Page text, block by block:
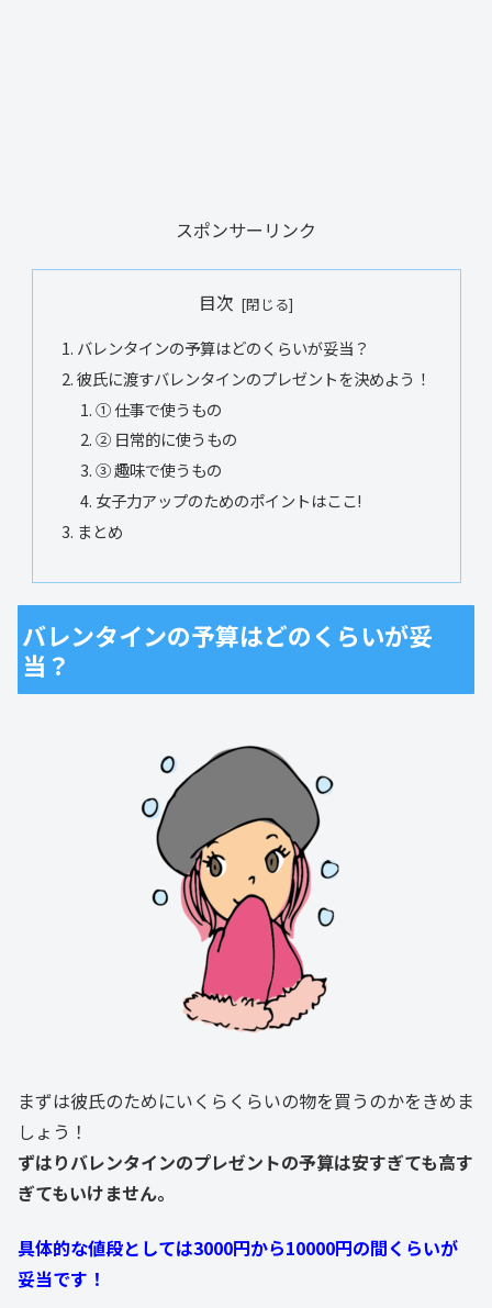
スポンサーリンク
目次
バレンタインの予算はどのくらいが妥当？
彼氏に渡すバレンタインのプレゼントを決めよう！
① 仕事で使うもの
② 日常的に使うもの
③ 趣味で使うもの
女子力アップのためのポイントはここ!
まとめ
バレンタインの予算はどのくらいが妥
当？
まずは彼氏のためにいくらくらいの物を買うのかをきめま
しょう！
ずはりバレンタインのプレゼントの予算は安すぎても高す
ぎてもいけません。
具体的な値段としては3000円から10000円の間くらいが
妥当です！